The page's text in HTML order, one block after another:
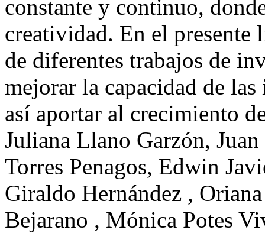
constante y continuo,
creatividad. En el presente
de diferentes trabajos de
mejorar la capacidad de
así aportar al crecimiento
Juliana Llano Garzón,
Torres Penagos, Edwin
Giraldo Hernández ,
Bejarano , Mónica Potes